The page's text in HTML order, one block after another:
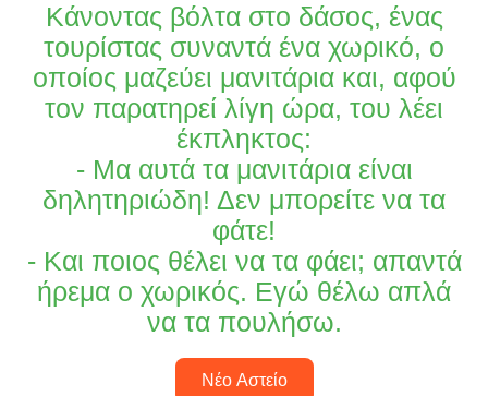
Κάνοντας βόλτα στο δάσος, ένας
τουρίστας συναντά ένα χωρικό, ο
οποίος μαζεύει μανιτάρια και, αφού
τον παρατηρεί λίγη ώρα, του λέει
έκπληκτος:
- Μα αυτά τα μανιτάρια είναι
δηλητηριώδη! Δεν μπορείτε να τα
φάτε!
- Και ποιος θέλει να τα φάει; απαντά
ήρεμα ο χωρικός. Εγώ θέλω απλά
να τα πουλήσω.
Νέο Αστείο